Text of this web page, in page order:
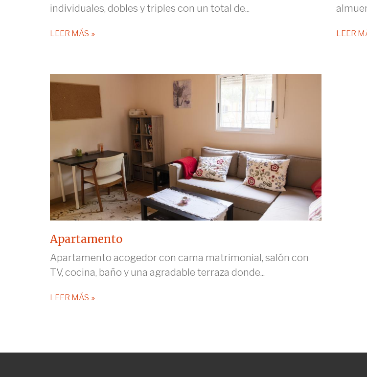
individuales, dobles y triples con un total de...
LEER MÁS LEER
Apartamento
Apartamento acogedor con cama matrimonial, salón con
TV, cocina, baño y una agradable terraza donde...
LEER MÁS